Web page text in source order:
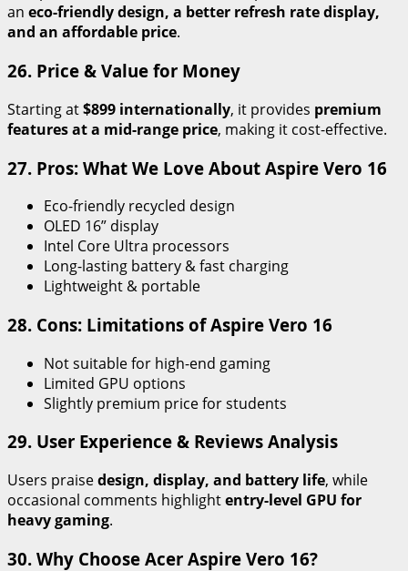
an eco-friendly design, a better refresh rate display,
and an affordable price.
26. Price & Value for Money
Starting at$899 internationally, it provides premium
features at a mid-range price, making it cost-effective.
27. Pros: What We Love About Aspire Vero 16
Eco-friendly recycled design
OLED 16” display
Intel Core Ultra processors
Long-lasting battery & fast charging
Lightweight & portable
28. Cons: Limitations of Aspire Vero 16
Not suitable for high-end gaming
Limited GPU options
Slightly premium price for students
29. User Experience & Reviews Analysis
Users praisedesign, display, and battery life, while
occasional comments highlightentry-level GPU for
heavy gaming.
30. Why Choose Acer Aspire Vero 16?